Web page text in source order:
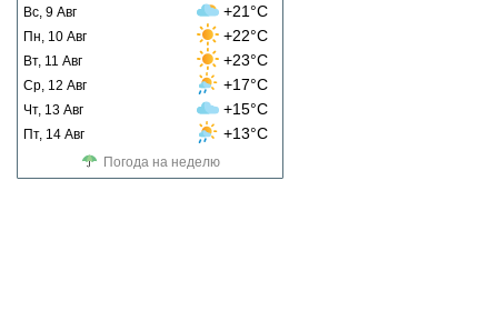
Вс, 9 Авг +21°C
Пн, 10 Авг +22°C
Вт, 11 Авг +23°C
Ср, 12 Авг +17°C
Чт, 13 Авг +15°C
Пт, 14 Авг +13°C
Погода на неделю